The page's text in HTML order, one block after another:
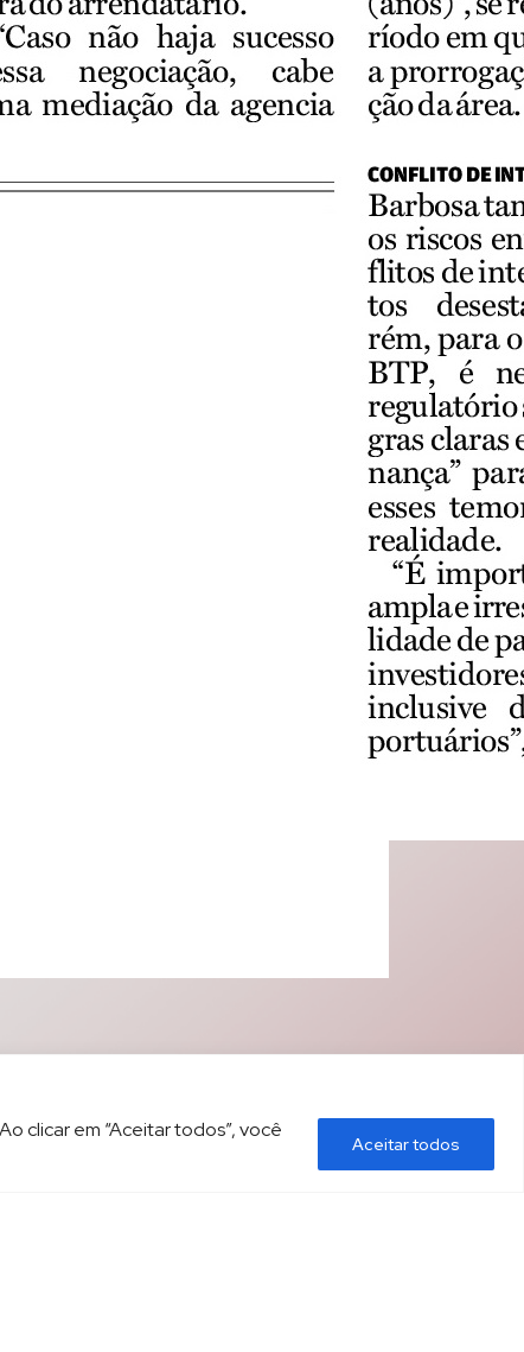
clicar em “Aceitar todos”, você
Aceitar todos